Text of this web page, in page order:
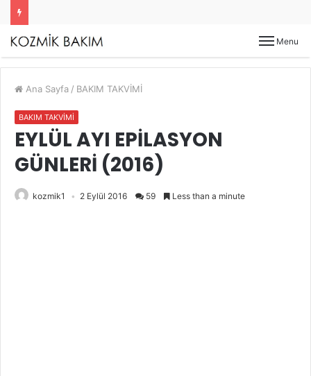
Menu
Ana Sayfa / BAKIM TAKVİMİ
BAKIM TAKVİMİ
EYLÜL AYI EPİLASYON
GÜNLERİ (2016)
kozmik1 2 Eylül 2016 59 Less than a minute